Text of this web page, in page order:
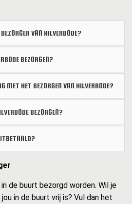
VAN HILVERBODE?
BEZORGEN?
MET HET BEZORGEN VAN HILVERBODE?
BEZORGEN?
de buurt bezorgd worden. Wil je
in de buurt vrij is? Vul dan het